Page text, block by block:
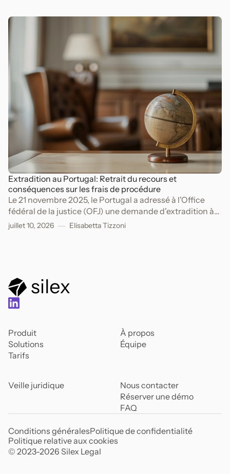
d'argent.
Extradition au Portugal: Retrait du recours et
conséquences sur les frais de procédure
Le 21 novembre 2025, le Portugal a adressé à l'Office
fédéral de la justice (OFJ) une demande d'extradition à
l'encontre de A.
juillet 10, 2026 Elisabetta Tizzoni
Produit
Solutions
Tarifs
À propos
Équipe
Veille juridique
Nous contacter
Réserver une démo
FAQ
© 2023-2026 Silex Legal
Conditions généralesPolitique de confidentialité
Politique relative aux cookies